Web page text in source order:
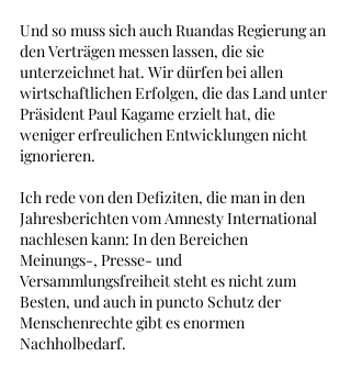
Und so muss sich auch Ruandas Regierung an
den Verträgen messen lassen, die sie
unterzeichnet hat. Wir dürfen bei allen
wirtschaftlichen Erfolgen, die das Land unter
Präsident Paul Kagame erzielt hat, die
weniger erfreulichen Entwicklungen nicht
ignorieren.
Ich rede von den Defiziten, die man in den
Jahresberichten vom Amnesty International
nachlesen kann: In den Bereichen
Meinungs-, Presse- und
Versammlungsfreiheit steht es nicht zum
Besten, und auch in puncto Schutz der
Menschenrechte gibt es enormen
Nachholbedarf.